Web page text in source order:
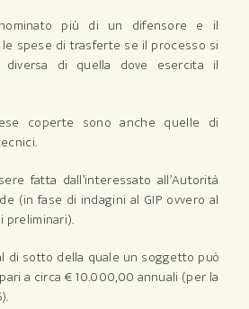
più di un difensore e il
spese di trasferte se il processo si
di quella dove esercita il
coperte sono anche quelle di
fatta dall’interessato all’Autorità
(in fase di indagini al GIP ovvero al
preliminari).
di sotto della quale un soggetto può
a circa € 10.000,00 annuali (per la